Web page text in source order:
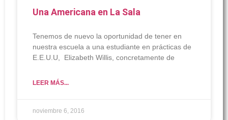
Una Americana en La Sala
Tenemos de nuevo la oportunidad de tener en
nuestra escuela a una estudiante en prácticas de
E.E.U.U, Elizabeth Willis, concretamente de
LEER MÁS...
noviembre 6, 2016